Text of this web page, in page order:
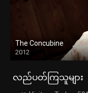
The Concubine
2012
လည်ပတ်ကြသူများ